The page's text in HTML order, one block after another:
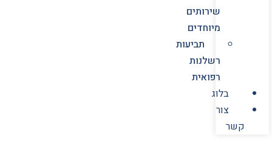
שירותים
מיוחדים
תביעות
רשלנות
רפואית
בלוג
צור
קשר